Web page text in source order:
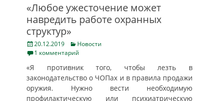
«Любое ужесточение может
навредить работе охранных
структур»
Posted
on
20.12.2019 Categories
Новости
1 комментарий
«Я противник того, чтобы лезть в
законодательство о ЧОПах и в правила продажи
оружия. Нужно вести необходимую
профилактическую или психиатрическую